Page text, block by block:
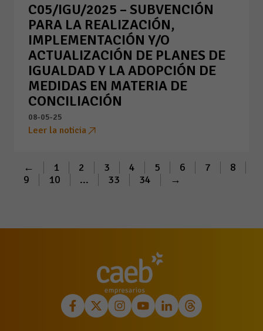
C05/IGU/2025 – SUBVENCIÓN
PARA LA REALIZACIÓN,
IMPLEMENTACIÓN Y/O
ACTUALIZACIÓN DE PLANES DE
IGUALDAD Y LA ADOPCIÓN DE
MEDIDAS EN MATERIA DE
CONCILIACIÓN
08-05-25
Leer la noticia
← 1 2 3 4 5 6 7
8
9
10 ... 33 34 →